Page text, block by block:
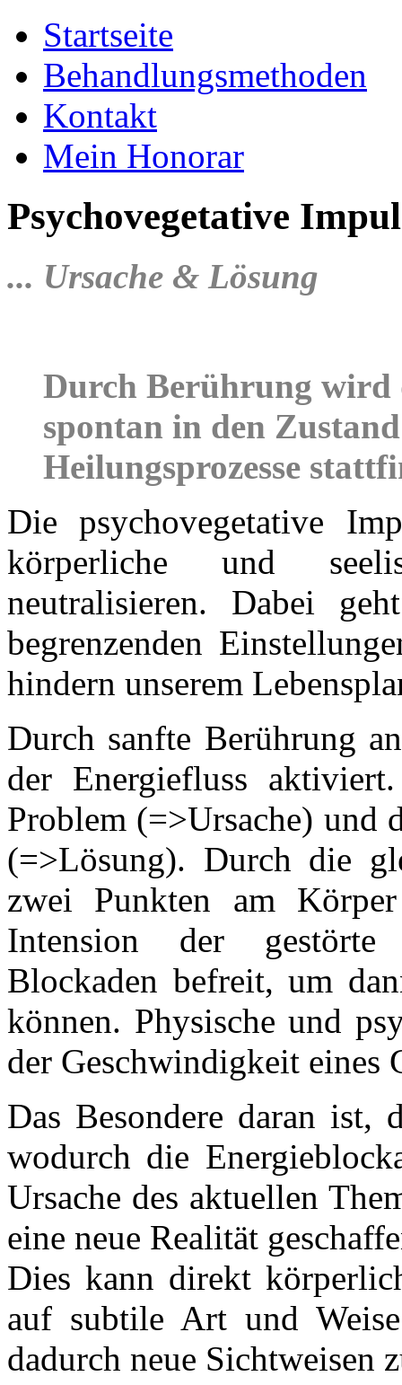
Startseite
Behandlungsmethoden
Kontakt
Mein Honorar
Psychovegetative
... Ursache & Lösung
Durch Berührung wird
spontan in den
Heilungsprozesse
Die psychovegetative
körperliche und
neutralisieren. Dabei
begrenzenden
hindern unserem
Durch sanfte Berührung
der Energiefluss
Problem (=>Ursache) und
(=>Lösung). Durch die
zwei Punkten am
Intension der gestörte
Blockaden befreit, um
können. Physische und
der Geschwindigkeit eines
Das Besondere daran ist,
wodurch die
Ursache des aktuellen
eine neue Realität
Dies kann direkt
auf subtile Art und
dadurch neue Sichtweisen